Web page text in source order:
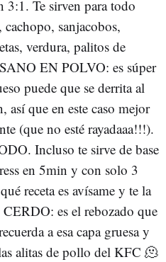
3:1. Te sirven para todo
cachopo, sanjacobos,
verdura, palitos de
EN POLVO: es súper
puede que se derrita al
así que en este caso mejor
(que no esté rayadaaa!!!).
Incluso te sirve de base
en 5min y con solo 3
receta es avísame y te la
es el rebozado que
a esa capa gruesa y
alitas de pollo del KFC 🫠